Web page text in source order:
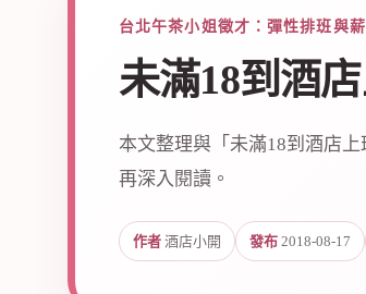
› ›
台北午茶小姐徵才：彈性排班與
未滿18到酒
本文整理與「未滿18到酒店
再深入閱讀。
作者 酒店小開 發布 2018-08-17